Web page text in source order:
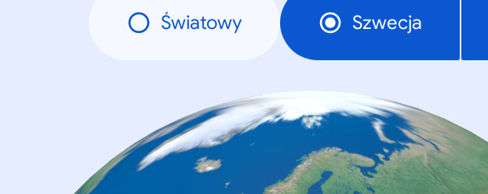
Światowy Szwecja